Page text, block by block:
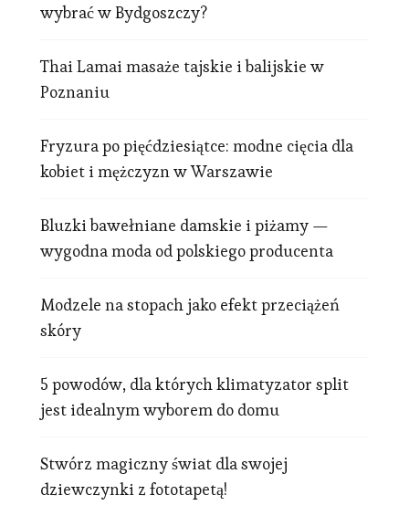
wybrać w Bydgoszczy?
Thai Lamai masaże tajskie i balijskie w
Poznaniu
Fryzura po pięćdziesiątce: modne cięcia dla
kobiet i mężczyzn w Warszawie
Bluzki bawełniane damskie i piżamy —
wygodna moda od polskiego producenta
Modzele na stopach jako efekt przeciążeń
skóry
5 powodów, dla których klimatyzator split
jest idealnym wyborem do domu
Stwórz magiczny świat dla swojej
dziewczynki z fototapetą!